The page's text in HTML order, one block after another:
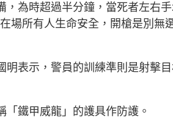
，為時超過半分鐘，當死者左右
場所有人生命安全，開槍是別無
明表示，警員的訓練準則是射擊
鐵甲威龍」的護具作防護。